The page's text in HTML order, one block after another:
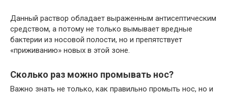
Данный раствор обладает выраженным антисептическим
средством, а потому не только вымывает вредные
бактерии из носовой полости, но и препятствует
«приживанию» новых в этой зоне.
Сколько раз можно промывать нос?
Важно знать не только, как правильно промыть нос, но и